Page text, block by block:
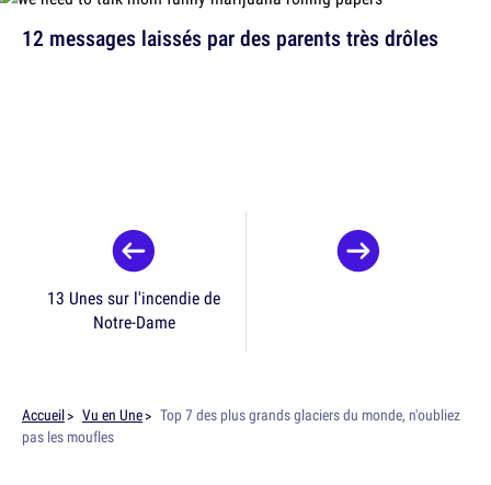
12 messages laissés par des parents très drôles
13 Unes sur l'incendie de
Notre-Dame
Accueil Vu en Une
Top 7 des plus grands glaciers du monde, n'oubliez
pas les moufles